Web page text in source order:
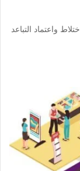
واعتماد التباعد